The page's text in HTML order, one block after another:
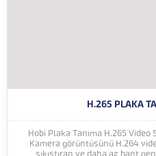
H.265 PLAKA
Hobi Plaka Tanıma H.265 Video
Kamera görüntüsünü H.264
sıkıştıran ve daha az bant